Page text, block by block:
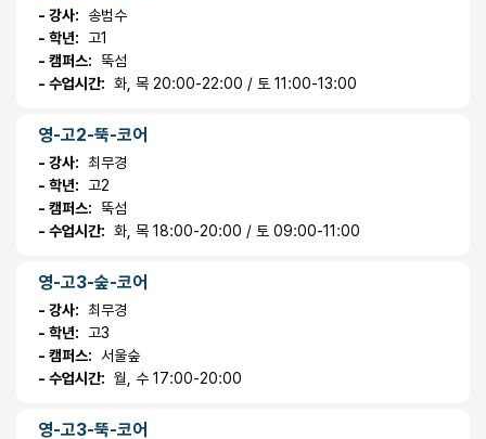
- 강사:
송범수
- 학년:
고1
- 캠퍼스:
뚝섬
- 수업시간: 화, 목 20:00-22:00 / 토 11:00-13:00
영-고2-뚝-코어
- 강사: 최무경
- 학년:
고2
- 캠퍼스:
뚝섬
- 수업시간: 화, 목 18:00-20:00 / 토 09:00-11:00
영-고3-숲-코어
- 강사: 최무경
- 학년:
고3
- 캠퍼스:
서울숲
- 수업시간: 월, 수 17:00-20:00
영-고3-뚝-코어